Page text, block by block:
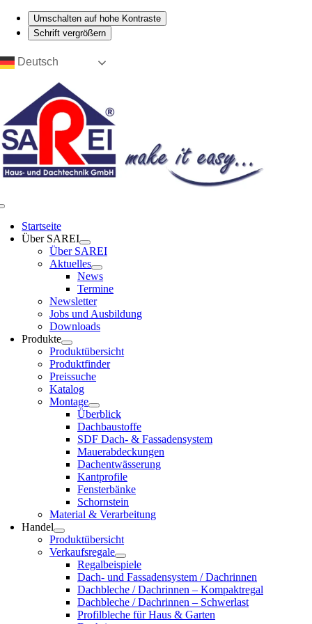
Umschalten auf hohe Kontraste
Schrift vergrößern
Zum
Inhalt
Deutsch
Start­sei­te
Über SAREI
Über SAREI
Aktu­el­les
News
Ter­mi­ne
News­let­ter
Jobs und Aus­bil­dung
Down­loads
Pro­duk­te
Pro­dukt­über­sicht
Pro­dukt­fin­der
Preis­su­che
Kata­log
Mon­ta­ge
Über­blick
Dach­bau­stof­fe
SDF Dach- & Fas­sa­den­sys­tem
Mau­er­ab­de­ckun­gen
Dach­ent­wäs­se­rung
Kant­pro­fi­le
Fens­ter­bän­ke
Schorn­stein
Mate­ri­al & Ver­ar­bei­tung
Han­del
Pro­dukt­über­sicht
Ver­kaufs­re­ga­le
Regal­bei­spie­le
Dach- und Fas­sa­den­sys­tem / Dach­rin­nen
Dach­ble­che / Dach­rin­nen – Kom­pakt­re­gal
Dach­ble­che / Dach­rin­nen – Schwer­last
Pro­fil­ble­che für Haus & Gar­ten